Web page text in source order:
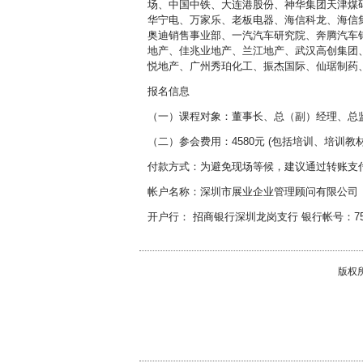
场、中国中铁、大连港股份、神华集团天津
华宁电、万家乐、老板电器、海信科龙、海
奥迪销售事业部、一汽汽车研究院、奔腾汽
地产、佳兆业地产、兰江地产、武汉高创集
悦地产、广州秀珀化工、振杰国际、仙琚制
报名信息
（一）课程对象：董事长、总（副）经理、
（二）参会费用：4580元 (包括培训、培训
付款方式：为避免现场等候，建议通过转账支
帐户名称：深圳市展业企业管理顾问有限公司
开户行： 招商银行深圳龙岗支行 银行帐号：
版权